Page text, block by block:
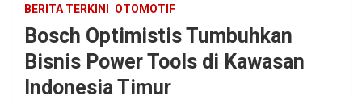
BERITA TERKINI OTOMOTIF
Bosch Optimistis Tumbuhkan
Bisnis Power Tools di Kawasan
Indonesia Timur